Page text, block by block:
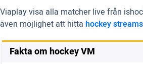
Viaplay visa alla matcher live från
även möjlighet att hitta hockey
Fakta om hockey VM